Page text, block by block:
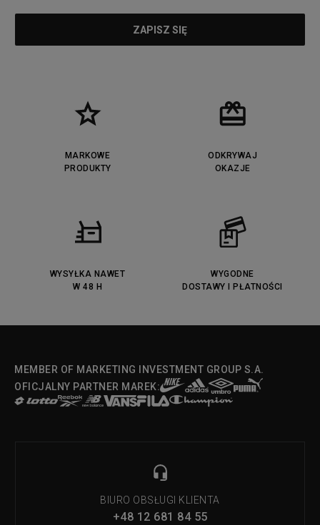
MARKOWE
PRODUKTY
ODKRYWAJ
OKAZJE
WYSYŁKA NAWET
W 48 H
WYGODNE
DOSTAWY I PŁATNOŚCI
MEMBER OF MARKETING INVESTMENT GROUP S.A.
OFICJALNY PARTNER MAREK:
BIURO OBSŁUGI KLIENTA
+48 12 681 84 55